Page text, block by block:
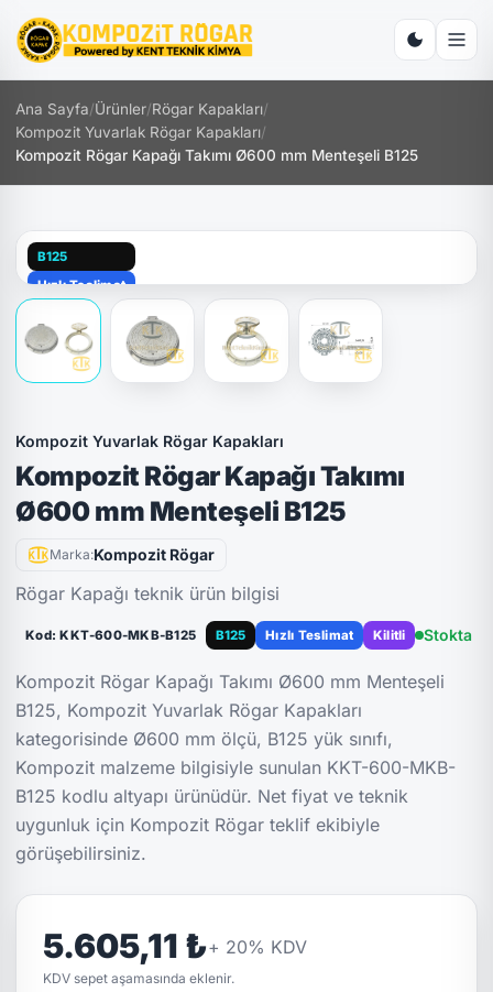
Ana Sayfa/Ürünler/Rögar Kapakları/
Kompozit Yuvarlak Rögar Kapakları/
Kompozit Rögar Kapağı Takımı Ø600 mm Menteşeli B125
B125
Hızlı Teslimat
Kompozit Yuvarlak Rögar Kapakları
Kompozit Rögar Kapağı Takımı
Ø600 mm Menteşeli B125
Marka:Kompozit Rögar
Rögar Kapağı teknik ürün bilgisi
Kod: KKT-600-MKB-B125 B125 Hızlı Teslimat Kilitli Stokta
Kompozit Rögar Kapağı Takımı Ø600 mm Menteşeli
B125, Kompozit Yuvarlak Rögar Kapakları
kategorisinde Ø600 mm ölçü, B125 yük sınıfı,
Kompozit malzeme bilgisiyle sunulan KKT-600-MKB-
B125 kodlu altyapı ürünüdür. Net fiyat ve teknik
uygunluk için Kompozit Rögar teklif ekibiyle
görüşebilirsiniz.
5.605,11 ₺+ 20% KDV
KDV sepet aşamasında eklenir.